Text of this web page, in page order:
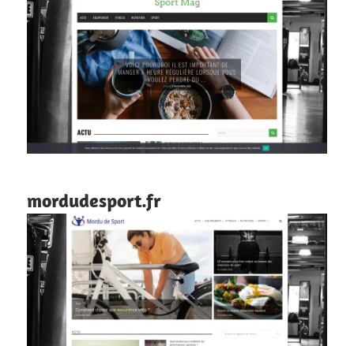
mordudesport.fr